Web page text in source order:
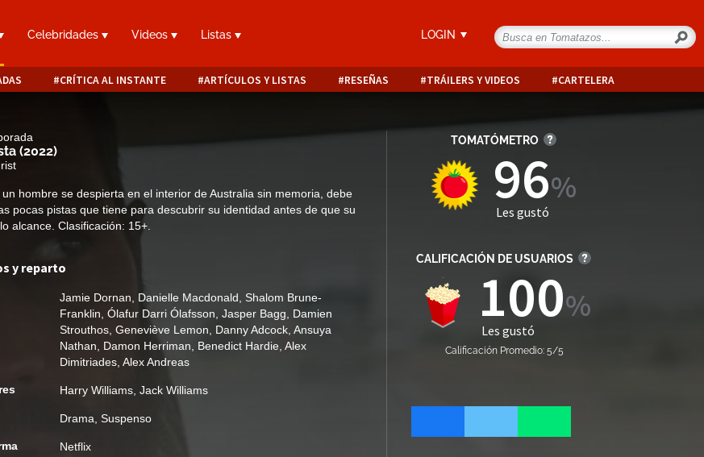
Celebridades Videos Listas LOGIN
CRÍTICA AL INSTANTE ARTÍCULOS Y LISTAS RESEÑAS TRÁILERS Y VIDEOS CARTELERA
(2022)
hombre se despierta en el interior de Australia sin memoria, debe
pocas pistas que tiene para descubrir su identidad antes de que su
alcance. Clasificación: 15+.
y reparto
Jamie Dornan Danielle Macdonald
Shalom Brune-
Franklin Ólafur Darri Ólafsson Jasper Bagg
Damien
Strouthos Geneviève Lemon Danny Adcock Ansuya
Nathan
Damon Herriman Benedict Hardie Alex
Dimitriades Alex Andreas
Harry Williams Jack Williams
Drama Suspenso
Netflix
TOMATÓMETRO
96
Les gustó
CALIFICACIÓN DE USUARIOS
100
Les gustó
Calificación Promedio: 5/5